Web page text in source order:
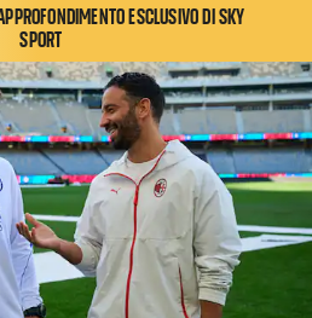
ESCLUSIVO DI SKY
SPORT